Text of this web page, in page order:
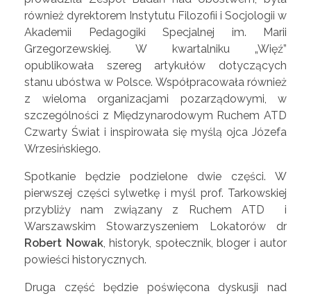
również dyrektorem Instytutu Filozofii i Socjologii w
Akademii Pedagogiki Specjalnej im. Marii
Grzegorzewskiej. W kwartalniku „Więź”
opublikowała szereg artykułów dotyczących
stanu ubóstwa w Polsce. Współpracowała również
z wieloma organizacjami pozarządowymi, w
szczególności z Międzynarodowym Ruchem ATD
Czwarty Świat i inspirowała się myślą ojca Józefa
Wrzesińskiego.
Spotkanie będzie podzielone dwie części. W
pierwszej części sylwetkę i myśl prof. Tarkowskiej
przybliży nam związany z Ruchem ATD i
Warszawskim Stowarzyszeniem Lokatorów dr
Robert Nowak, historyk, społecznik, bloger i autor
powieści historycznych.
Druga część będzie poświęcona dyskusji nad